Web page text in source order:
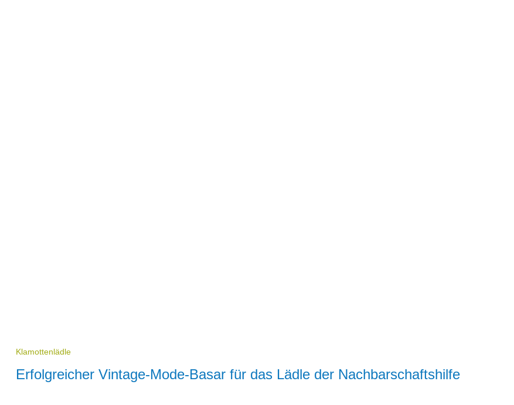
Klamottenlädle
Erfolgreicher Vintage-Mode-Basar für das Lädle der Nachbarschaftshilfe